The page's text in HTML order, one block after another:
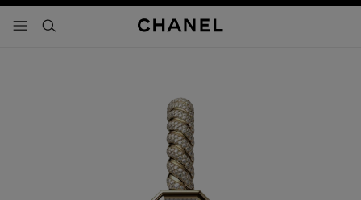
- navegación principal
buscar